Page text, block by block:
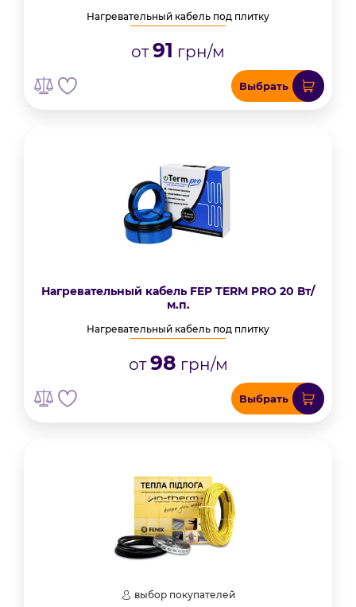
Нагревательный кабель под плитку
от91 грн/м
Выбрать
Нагревательный кабель FEP TERM PRO 20 Вт/
м.п.
Нагревательный кабель под плитку
от98 грн/м
Выбрать
выбор покупателей